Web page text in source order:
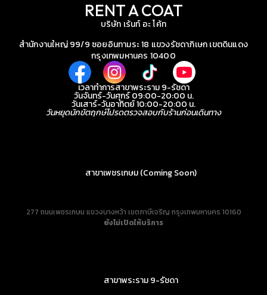
RENT A COAT
บริษัท เร้นท์ อะ โค้ท
สำนักงานใหญ่ 99/9 ซอยอินทามระ 18 แขวงรัชดาภิเษก เขตดินแดง
กรุงเทพมหานคร 10400
เวลาทำการสาขาพระราม 9-รัชดา
วันจันทร์-วันศุกร์ 09:00-20:00 น.
วันเสาร์-วันอาทิตย์ 10:00-20:00 น.
วันหยุดนักขัตฤกษ์โปรดตรวจสอบกับร้านก่อนเดินทาง
สาขาเพชรเกษม (Coming Soon)
277 ถนนเพชรเกษม แขวงบางหว้า เขตภาษีเจริญ กรุงเทพมหานคร 10160
ยังไม่เปิดให้บริการ
สาขาพระราม 9-รัชดา